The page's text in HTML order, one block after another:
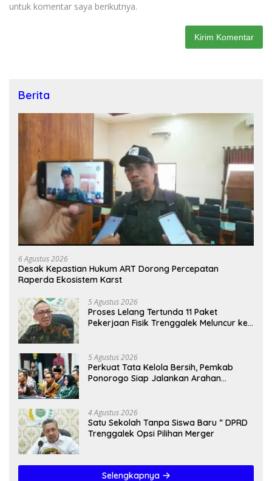
untuk komentar saya berikutnya.
Berita
6 Agustus 2026
Desak Kepastian Hukum ART Dorong Percepatan
Raperda Ekosistem Karst
5 Agustus 2026
Proses Lelang Tertunda 11 Paket
Pekerjaan Fisik Trenggalek Meluncur ke
5 Agustus 2026
Perkuat Tata Kelola Bersih, Pemkab
Ponorogo Siap Jalankan Arahan
4 Agustus 2026
Satu Sekolah Tanpa Siswa Baru ” DPRD
Trenggalek Opsi Pilihan Merger
Selengkapnya